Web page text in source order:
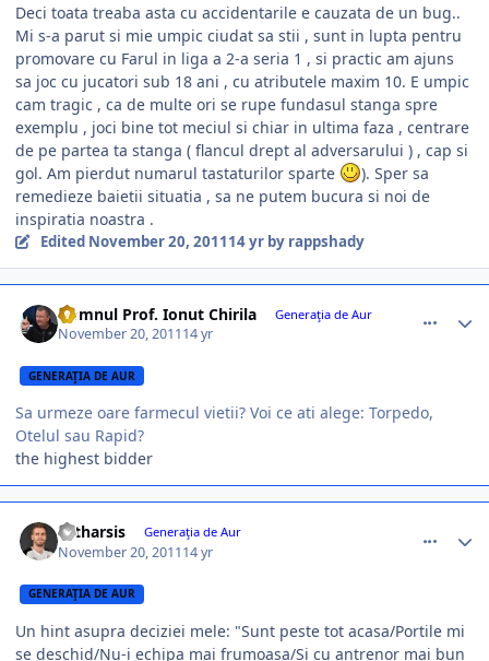
Deci toata treaba asta cu accidentarile e cauzata de un bug..
Mi s-a parut si mie umpic ciudat sa stii , sunt in lupta pentru
promovare cu Farul in liga a 2-a seria 1 , si practic am ajuns
sa joc cu jucatori sub 18 ani , cu atributele maxim 10. E umpic
cam tragic , ca de multe ori se rupe fundasul stanga spre
exemplu , joci bine tot meciul si chiar in ultima faza , centrare
de pe partea ta stanga ( flancul drept al adversarului ) , cap si
gol. Am pierdut numarul tastaturilor sparte
). Sper sa
remedieze baietii situatia , sa ne putem bucura si noi de
inspiratia noastra .
Edited November 20, 201114 yrby rappshady
Domnul Prof. Ionut Chirila Generaţia de Aur
November 20, 201114 yr
GENERAŢIA DE AUR
Sa urmeze oare farmecul vietii? Voi ce ati alege: Torpedo,
Otelul sau Rapid?
the highest bidder
catharsis Generaţia de Aur
November 20, 201114 yr
GENERAŢIA DE AUR
Un hint asupra deciziei mele: "Sunt peste tot acasa/Portile mi
se deschid/Nu-i echipa mai frumoasa/Si cu antrenor mai bun